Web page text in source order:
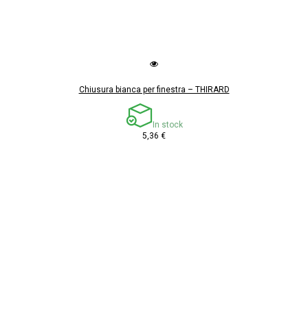
Chiusura bianca per finestra – THIRARD
In stock
5,36 €